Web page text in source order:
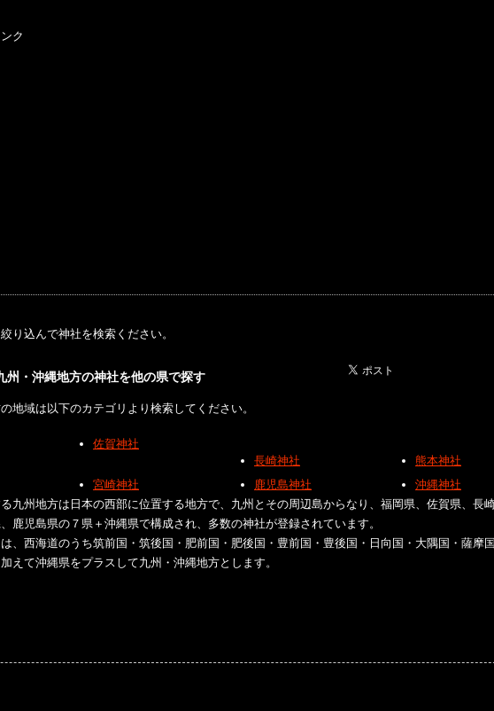
ク
り込んで神社を検索ください。
州・沖縄地方の神社を他の県で探す
地域は以下のカテゴリより検索してください。
佐賀神社
長崎神社
熊本神社
宮崎神社 鹿児島神社
沖縄神社
九州地方は日本の西部に位置する地方で、九州とその周辺島からなり、福岡県、佐賀県、長崎
鹿児島県の７県＋沖縄県で構成され、多数の神社が登録されています。
、西海道のうち筑前国・筑後国・肥前国・肥後国・豊前国・豊後国・日向国・大隅国・薩摩
えて沖縄県をプラスして九州・沖縄地方とします。